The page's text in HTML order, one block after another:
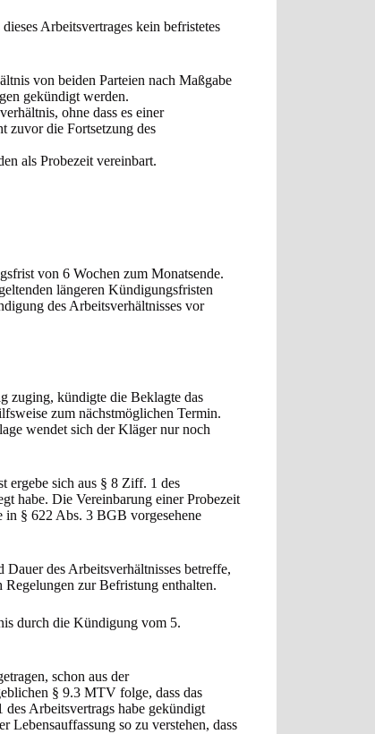
Arbeitsvertrages kein befristetes
von beiden Parteien nach Maßgabe
gekündigt werden.
ohne dass es einer
zuvor die Fortsetzung des
als Probezeit vereinbart.
von 6 Wochen zum Monatsende.
längeren Kündigungsfristen
des Arbeitsverhältnisses vor
zuging, kündigte die Beklagte das
zum nächstmöglichen Termin.
wendet sich der Kläger nur noch
ergebe sich aus § 8 Ziff. 1 des
habe. Die Vereinbarung einer Probezeit
in § 622 Abs. 3 BGB vorgesehene
des Arbeitsverhältnisses betreffe,
zur Befristung enthalten.
durch die Kündigung vom 5.
schon aus der
§ 9.3 MTV folge, dass das
Arbeitsvertrags habe gekündigt
Lebensauffassung so zu verstehen, dass